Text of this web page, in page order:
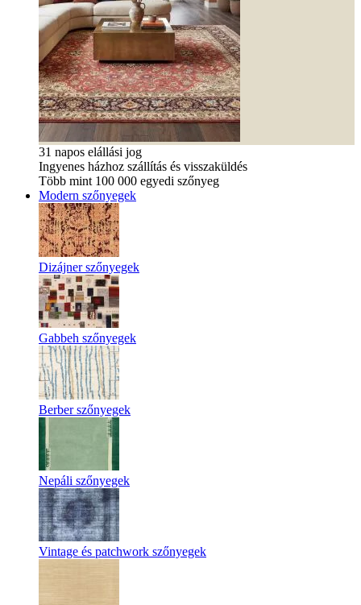
31 napos elállási jog
Ingyenes házhoz szállítás és visszaküldés
Több mint 100 000 egyedi szőnyeg
Modern szőnyegek
Dizájner szőnyegek
Gabbeh szőnyegek
Berber szőnyegek
Nepáli szőnyegek
Vintage és patchwork szőnyegek